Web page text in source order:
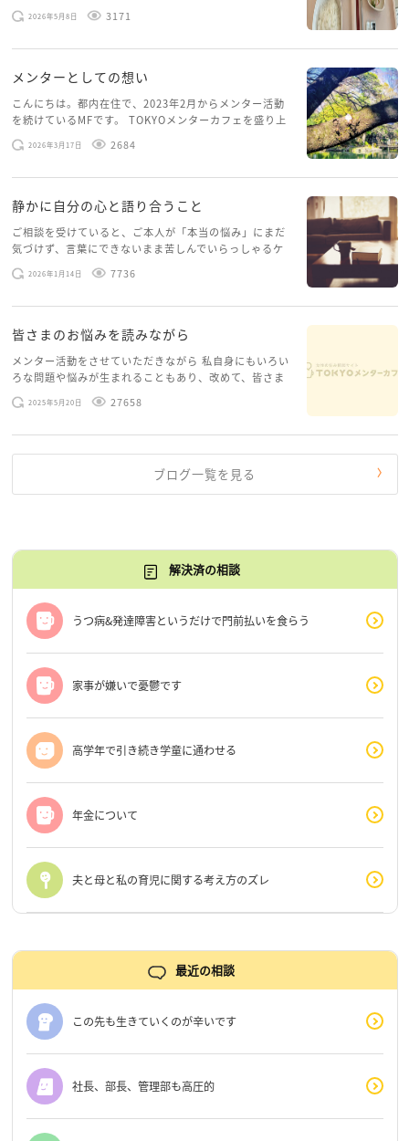
スを体験していて、しばらくメンターカフェに来られて
いませんでした。体力だけでなく、気力も落ちパソコン
2026年5月8日 3171
メンターとしての想い
こんにちは。都内在住で、2023年2月からメンター活動
を続けているMFです。 TOKYOメンターカフェを盛り上
げたいという想いから、勇気を出して初めてブログを投
稿してみようと思います。少し自分のことを書いてみま
2026年3月17日 2684
静かに自分の心と語り合うこと
ご相談を受けていると、ご本人が「本当の悩み」にまだ
気づけず、言葉にできないまま苦しんでいらっしゃるケ
ースがありますお悩みというのは、心の深いところ（深
層心理）に触れることで、まったく違う角度から解決の
2026年1月14日 7736
皆さまのお悩みを読みながら
メンター活動をさせていただきながら 私自身にもいろい
ろな問題や悩みが生まれることもあり、改めて、皆さま
のお悩みを読みながら 「みんな、もがいてる。わたし
だけじゃないんだな」と、逆に励まされるような日々で
2025年5月20日 27658
ブログ一覧を見る
解決済の相談
うつ病&発達障害というだけで門前払いを食らう
家事が嫌いで憂鬱です
高学年で引き続き学童に通わせる
年金について
夫と母と私の育児に関する考え方のズレ
最近の相談
この先も生きていくのが辛いです
社長、部長、管理部も高圧的